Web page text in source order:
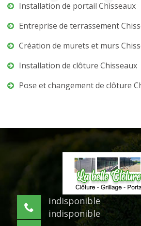
Installation de portail Chisseaux
Entreprise de terrassement
Création de murets et murs
Installation de clôture Chisseaux
Pose et changement de clôture
indisponible
indisponible